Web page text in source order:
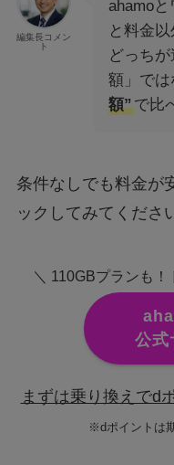
編集長コメン
ト
ahamo
と料金
どっち
額」では
額”で比
条件なしでも料金が
ックしてみてくださ
＼ 110GBプランも
公式
まずは乗り換えでd
※dポイントは